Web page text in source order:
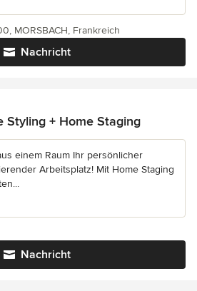
Nachricht
MORSBACH, Frankreich
Styling + Home Staging
einem Raum Ihr persönlicher
Arbeitsplatz! Mit Home Staging
Nachricht